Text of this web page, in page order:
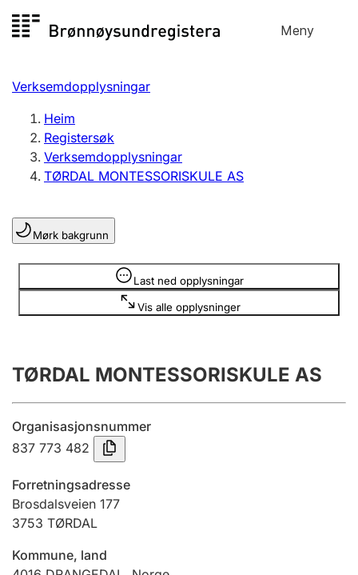
til
Meny
Registersøk
Aksjeselskap
Enkeltpersonføretak
Registrere, endre, slette
Lag og foreining
Registrere, endre, slette
Årsrekneskap
Innsending og forseinkingsgebyr
Tinglysing
Jeger
Verksemdopplysningar
Heim
Registersøk
Verksemdopplysningar
TØRDAL MONTESSORISKULE AS
Mørk bakgrunn
Last ned opplysningar
Vis alle opplysninger
Opplysninger er skjult
TØRDAL MONTESSORISKULE AS
Organisasjonsnummer
837 773 482
Forretningsadresse
Brosdalsveien 177
3753 TØRDAL
Kommune, land